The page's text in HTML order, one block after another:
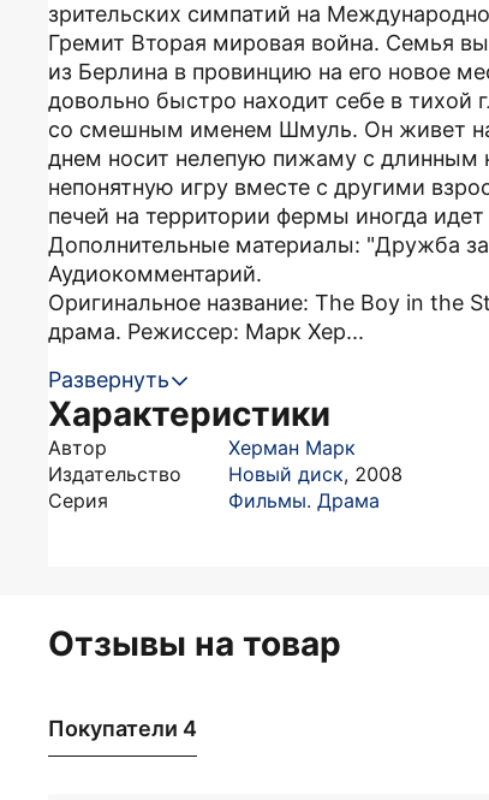
зрительских симпатий на
Гремит Вторая мировая война. Семья
из Берлина в провинцию на его новое
довольно быстро находит себе в тихой
со смешным именем Шмуль. Он живет
днем носит нелепую пижаму с длинным
непонятную игру вместе с другими
печей на территории фермы иногда
Дополнительные материалы: "Дружба
Аудиокомментарий.
Оригинальное название: The Boy in the
драма. Режиссер: Марк Хер...
Развернуть
Характеристики
Автор
Херман Марк
Издательство
Новый диск, 2008
Серия
Фильмы. Драма
Отзывы на товар
Покупатели 4